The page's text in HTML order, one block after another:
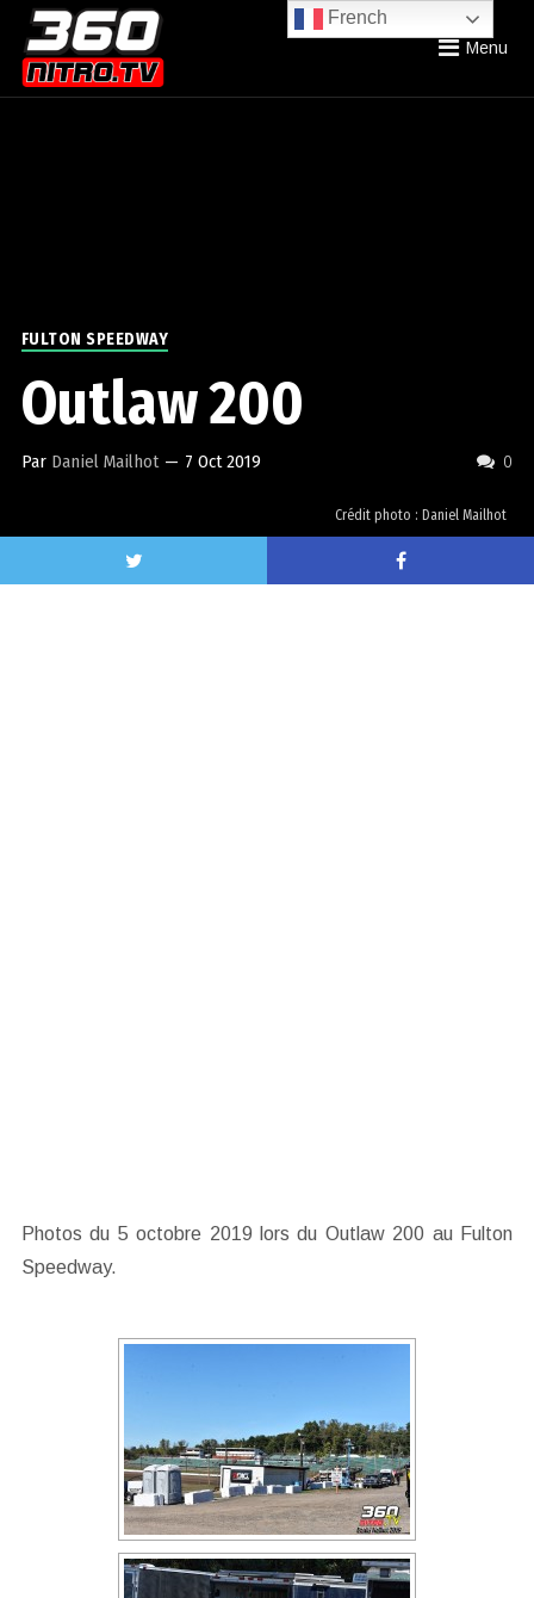
Menu
0
FULTON SPEEDWAY
Outlaw 200
Par Daniel Mailhot — 7 Oct 2019
Crédit photo : Daniel Mailhot
Photos du 5 octobre 2019 lors du Outlaw 200 au Fulton
Speedway.
French